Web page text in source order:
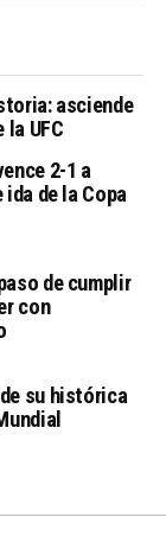
asciende
la UFC
2-1 a
de la Copa
de cumplir
con
su histórica